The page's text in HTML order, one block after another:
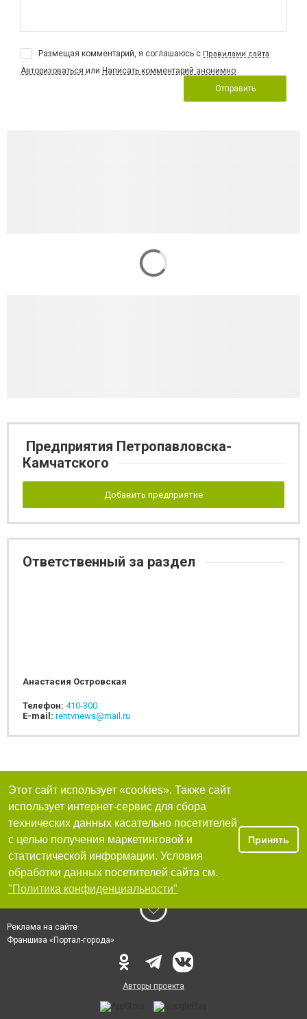
Размещая комментарий, я соглашаюсь с Правилами сайта
Авторизоваться или Написать комментарий анонимно
Отправить
Предприятия Петропавловска-
Камчатского
Добавить предприятие
Ответственный за раздел
Анастасия Островская
Телефон: 410-300
E-mail: rentvnews@mail.ru
Этот сайт использует «cookies». Также сайт
использует интернет-сервис для сбора
технических данных касательно посетителей
с целью получения маркетинговой и
статистической информации. Условия
обработки данных посетителей сайта см.
"Политика конфиденциальности"
Принять
Реклама на сайте
Франшиза «Портал-города»
Авторы проекта